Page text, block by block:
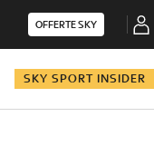
OFFERTE SKY
SKY SPORT INSIDER